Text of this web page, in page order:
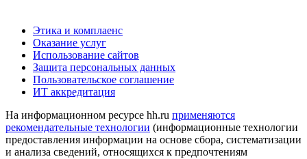
Этика и комплаенс
Оказание услуг
Использование сайтов
Защита персональных данных
Пользовательское соглашение
ИТ аккредитация
На информационном ресурсе hh.ru применяются
рекомендательные технологии (информационные технологии
предоставления информации на основе сбора, систематизации
и анализа сведений, относящихся к предпочтениям